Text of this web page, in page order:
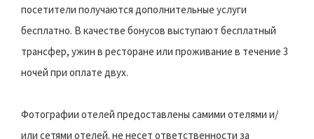
посетители получаются дополнительные услуги
бесплатно. В качестве бонусов выступают бесплатный
трансфер, ужин в ресторане или проживание в течение 3
ночей при оплате двух.
Фотографии отелей предоставлены самими отелями и/
или сетями отелей. не несет ответственности за